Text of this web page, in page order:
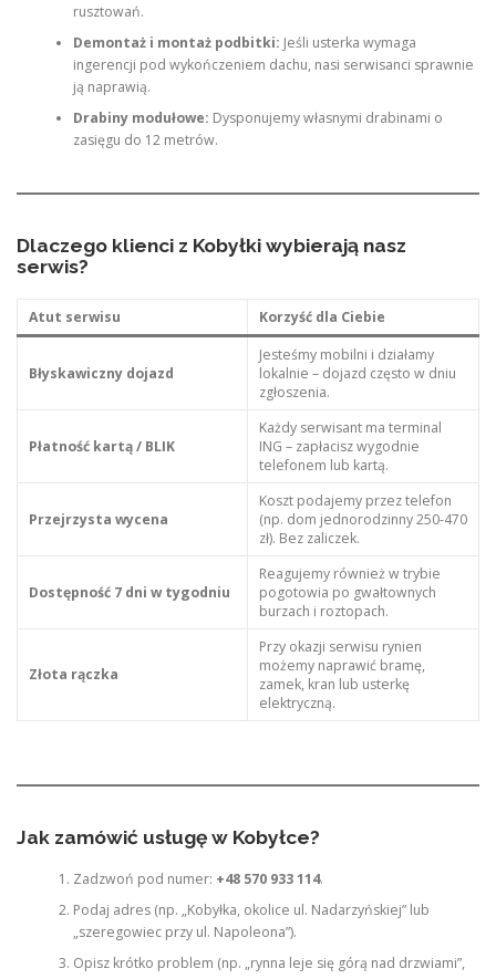
rusztowań.
Demontaż i montaż podbitki: Jeśli usterka wymaga
ingerencji pod wykończeniem dachu, nasi serwisanci sprawnie
ją naprawią.
Drabiny modułowe: Dysponujemy własnymi drabinami o
zasięgu do 12 metrów.
Dlaczego klienci z Kobyłki wybierają nasz
serwis?
Atut serwisu Korzyść dla Ciebie
Błyskawiczny dojazd
Jesteśmy mobilni i działamy
lokalnie – dojazd często w dniu
zgłoszenia.
Płatność kartą / BLIK
Każdy serwisant ma terminal
ING – zapłacisz wygodnie
telefonem lub kartą.
Przejrzysta wycena
Koszt podajemy przez telefon
(np. dom jednorodzinny 250-470
zł). Bez zaliczek.
Dostępność 7 dni w tygodniu
Reagujemy również w trybie
pogotowia po gwałtownych
burzach i roztopach.
Złota rączka
Przy okazji serwisu rynien
możemy naprawić bramę,
zamek, kran lub usterkę
elektryczną.
Jak zamówić usługę w Kobyłce?
Zadzwoń pod numer: +48 570 933 114.
Podaj adres (np. „Kobyłka, okolice ul. Nadarzyńskiej” lub
„szeregowiec przy ul. Napoleona”).
Opisz krótko problem (np. „rynna leje się górą nad drzwiami”,